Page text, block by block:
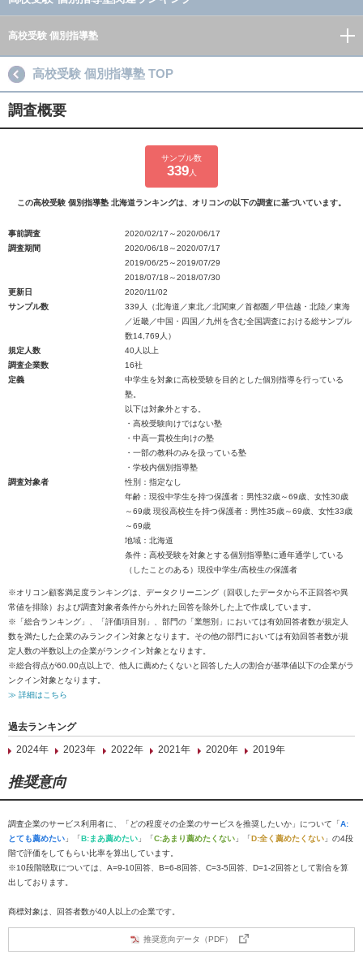
高校受験 個別指導塾
高校受験 個別指導塾 TOP
調査概要
サンプル数
339人
この高校受験 個別指導塾 北海道ランキングは、オリコンの以下の調査に基づいています。
事前調査
2020/02/17～2020/06/17
調査期間
2020/06/18～2020/07/17
2019/06/25～2019/07/29
2018/07/18～2018/07/30
更新日
2020/11/02
サンプル数
339人（北海道／東北／北関東／首都圏／甲信越・北陸／東海
／近畿／中国・四国／九州を含む全国調査における総サンプル
数14,769人）
規定人数
40人以上
調査企業数
16社
定義
中学生を対象に高校受験を目的とした個別指導を行っている
塾。
以下は対象外とする。
・高校受験向けではない塾
・中高一貫校生向けの塾
・一部の教科のみを扱っている塾
・学校内個別指導塾
調査対象者
性別：指定なし
年齢：現役中学生を持つ保護者：男性32歳～69歳、女性30歳
～69歳 現役高校生を持つ保護者：男性35歳～69歳、女性33歳
～69歳
地域：北海道
条件：高校受験を対象とする個別指導塾に通年通学している
（したことのある）現役中学生/高校生の保護者
※オリコン顧客満足度ランキングは、データクリーニング（回収したデータから不正回答や異
常値を排除）および調査対象者条件から外れた回答を除外した上で作成しています。
※「総合ランキング」、「評価項目別」、部門の「業態別」においては有効回答者数が規定人
数を満たした企業のみランクイン対象となります。その他の部門においては有効回答者数が規
定人数の半数以上の企業がランクイン対象となります。
※総合得点が60.00点以上で、他人に薦めたくないと回答した人の割合が基準値以下の企業がラ
ンクイン対象となります。
≫ 詳細はこちら
過去ランキング
2024年
2023年 2022年 2021年 2020年 2019年
推奨意向
調査企業のサービス利用者に、「どの程度その企業のサービスを推奨したいか」について「A:
とても薦めたい 」「B:まあ薦めたい 」「C:あまり薦めたくない 」「D:全く薦めたくない 」の4段
階で評価をしてもらい比率を算出しています。
※10段階聴取については、A=9-10回答、B=6-8回答、C=3-5回答、D=1-2回答として割合を算
出しております。
商標対象は、回答者数が40人以上の企業です。
推奨意向データ（PDF）